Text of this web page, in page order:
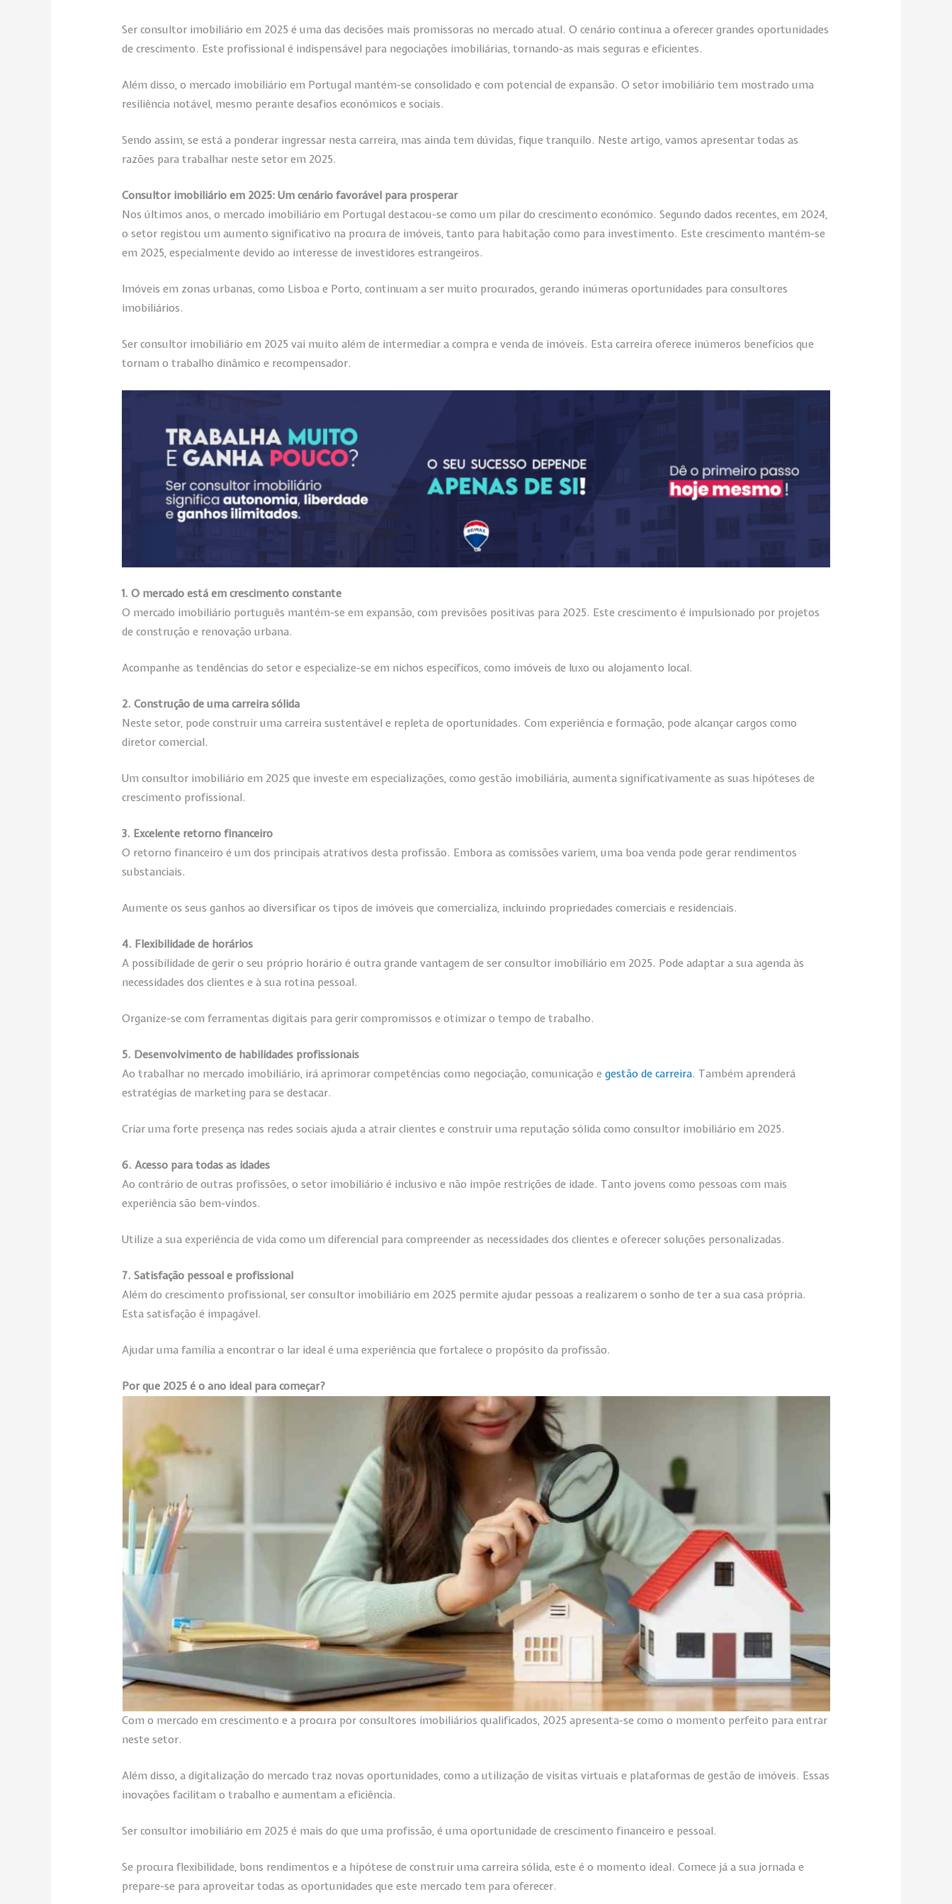
Ser consultor imobiliário em 2025 é uma das decisões mais promissoras no mercado atual. O cenário continua a oferecer grandes oportunidades
de crescimento. Este profissional é indispensável para negociações imobiliárias, tornando-as mais seguras e eficientes.
Além disso, o mercado imobiliário em Portugal mantém-se consolidado e com potencial de expansão. O setor imobiliário tem mostrado uma
resiliência notável, mesmo perante desafios económicos e sociais.
Sendo assim, se está a ponderar ingressar nesta carreira, mas ainda tem dúvidas, fique tranquilo. Neste artigo, vamos apresentar todas as
razões para trabalhar neste setor em 2025.
Consultor imobiliário em 2025: Um cenário favorável para prosperar
Nos últimos anos, o mercado imobiliário em Portugal destacou-se como um pilar do crescimento económico. Segundo dados recentes, em 2024,
o setor registou um aumento significativo na procura de imóveis, tanto para habitação como para investimento. Este crescimento mantém-se
em 2025, especialmente devido ao interesse de investidores estrangeiros.
Imóveis em zonas urbanas, como Lisboa e Porto, continuam a ser muito procurados, gerando inúmeras oportunidades para consultores
imobiliários.
Ser consultor imobiliário em 2025 vai muito além de intermediar a compra e venda de imóveis. Esta carreira oferece inúmeros benefícios que
tornam o trabalho dinâmico e recompensador.
1. O mercado está em crescimento constante
O mercado imobiliário português mantém-se em expansão, com previsões positivas para 2025. Este crescimento é impulsionado por projetos
de construção e renovação urbana.
Acompanhe as tendências do setor e especialize-se em nichos específicos, como imóveis de luxo ou alojamento local.
2. Construção de uma carreira sólida
Neste setor, pode construir uma carreira sustentável e repleta de oportunidades. Com experiência e formação, pode alcançar cargos como
diretor comercial.
Um consultor imobiliário em 2025 que investe em especializações, como gestão imobiliária, aumenta significativamente as suas hipóteses de
crescimento profissional.
3. Excelente retorno financeiro
O retorno financeiro é um dos principais atrativos desta profissão. Embora as comissões variem, uma boa venda pode gerar rendimentos
substanciais.
Aumente os seus ganhos ao diversificar os tipos de imóveis que comercializa, incluindo propriedades comerciais e residenciais.
4. Flexibilidade de horários
A possibilidade de gerir o seu próprio horário é outra grande vantagem de ser consultor imobiliário em 2025. Pode adaptar a sua agenda às
necessidades dos clientes e à sua rotina pessoal.
Organize-se com ferramentas digitais para gerir compromissos e otimizar o tempo de trabalho.
5. Desenvolvimento de habilidades profissionais
Ao trabalhar no mercado imobiliário, irá aprimorar competências como negociação, comunicação egestão de carreira. Também aprenderá
estratégias de marketing para se destacar.
Criar uma forte presença nas redes sociais ajuda a atrair clientes e construir uma reputação sólida como consultor imobiliário em 2025.
6. Acesso para todas as idades
Ao contrário de outras profissões, o setor imobiliário é inclusivo e não impõe restrições de idade. Tanto jovens como pessoas com mais
experiência são bem-vindos.
Utilize a sua experiência de vida como um diferencial para compreender as necessidades dos clientes e oferecer soluções personalizadas.
7. Satisfação pessoal e profissional
Além do crescimento profissional, ser consultor imobiliário em 2025 permite ajudar pessoas a realizarem o sonho de ter a sua casa própria.
Esta satisfação é impagável.
Ajudar uma família a encontrar o lar ideal é uma experiência que fortalece o propósito da profissão.
Por que 2025 é o ano ideal para começar?
Com o mercado em crescimento e a procura por consultores imobiliários qualificados, 2025 apresenta-se como o momento perfeito para entrar
neste setor.
Além disso, a digitalização do mercado traz novas oportunidades, como a utilização de visitas virtuais e plataformas de gestão de imóveis. Essas
inovações facilitam o trabalho e aumentam a eficiência.
Ser consultor imobiliário em 2025 é mais do que uma profissão, é uma oportunidade de crescimento financeiro e pessoal.
Se procura flexibilidade, bons rendimentos e a hipótese de construir uma carreira sólida, este é o momento ideal. Comece já a sua jornada e
prepare-se para aproveitar todas as oportunidades que este mercado tem para oferecer.